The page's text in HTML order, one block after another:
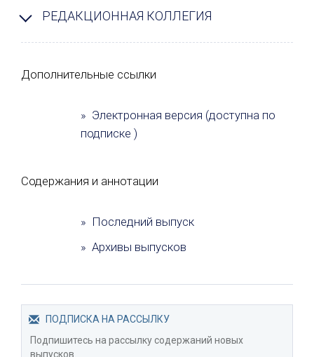
РЕДАКЦИОННАЯ КОЛЛЕГИЯ
Дополнительные ссылки
» Электронная версия (доступна по
подписке )
Содержания и аннотации
» Последний выпуск
» Архивы выпусков
ПОДПИСКА НА РАССЫЛКУ
Подпишитесь на рассылку содержаний новых
выпусков.